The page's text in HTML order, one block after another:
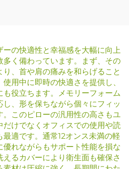
ーの快適性と幸福感を大幅に向上
多く備わっています。まず、その
、首や肩の痛みを和らげること
用中に即時の快適さを提供し、
役立ちます。メモリーフォーム
、形を保ちながら個々にフィッ
。このピローの汎用性の高さもユ
だけでなくオフィスでの使用や読
適です。通常12オンス未満の軽
れながらもサポート性能を損な
えるカバーにより衛生面も確保さ